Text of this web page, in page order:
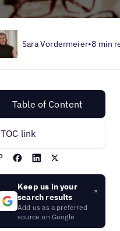
Sara Vordermeier•8 min
Table of Content
TOC link
Keep us in your
search results
Add us as a preferred
source on Google